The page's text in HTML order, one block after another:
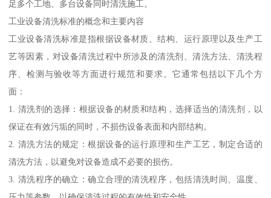
足多个工地、多台设备同时清洗施工。
工业设备清洗标准的概念和主要内容
工业设备清洗标准是指根据设备材质、结构、运行原理以及生产工
艺等因素，对设备清洗过程中所涉及的清洗剂、清洗方法、清洗程
序、检测与验收等方面进行规范和要求。它通常包括以下几个方
面：
1. 清洗剂的选择：根据设备的材质和结构，选择适当的清洗剂，以
保证在有效污垢的同时，不损伤设备表面和内部结构。
2. 清洗方法的规定：根据设备的运行原理和生产工艺，制定合适的
清洗方法，以避免对设备造成不必要的损伤。
3. 清洗程序的确立：确立合理的清洗程序，包括清洗时间、温度、